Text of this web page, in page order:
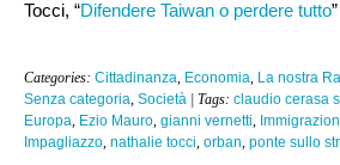
Tocci, “Difendere Taiwan o perdere tutto
Categories: Cittadinanza Economia La nostra
Senza categoria Società | Tags: claudio cerasa
Europa Ezio Mauro gianni vernetti
Impagliazzo nathalie tocci orban ponte sullo